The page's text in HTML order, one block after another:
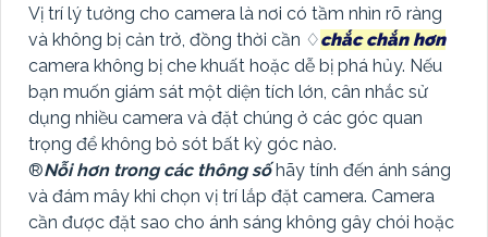
Vị trí lý tưởng cho camera là nơi có tầm nhìn rõ ràng
và không bị cản trở, đồng thời cần ♢chắc chắn hơn
camera không bị che khuất hoặc dễ bị phá hủy. Nếu
bạn muốn giám sát một diện tích lớn, cân nhắc sử
dụng nhiều camera và đặt chúng ở các góc quan
trọng để không bỏ sót bất kỳ góc nào.
®️Nỗi hơn trong các thông sốhãy tính đến ánh sáng
và đám mây khi chọn vị trí lắp đặt camera. Camera
cần được đặt sao cho ánh sáng không gây chói hoặc